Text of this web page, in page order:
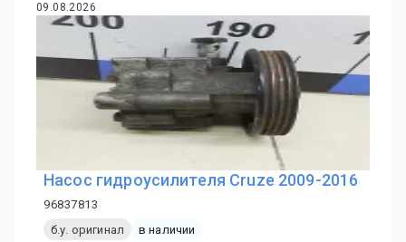
09.08.2026
Насос гидроусилителя Cruze 2009-2016
96837813
б.у. оригинал
в наличии